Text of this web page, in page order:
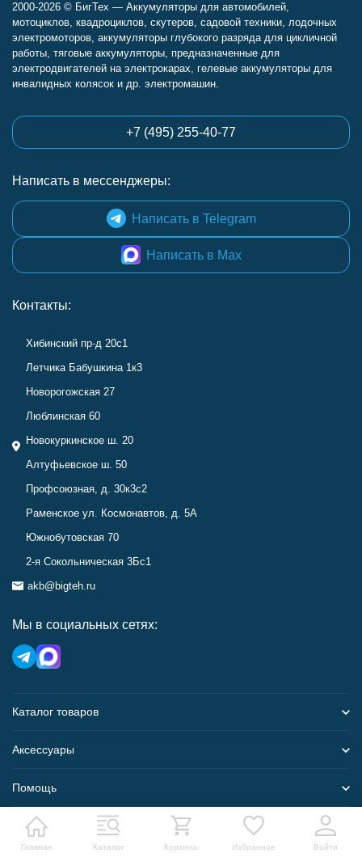
Главная Каталог Корзина Избранное Войти
2000-2026 © БигТех — Аккумуляторы для автомобилей,
мотоциклов, квадроциклов, скутеров, садовой техники, лодочных
электромоторов, аккумуляторы глубокого разряда для цикличной
работы, тяговые аккумуляторы, предназначенные для
электродвигателей на электрокарах, гелевые аккумуляторы для
инвалидных колясок и др. электромашин.
+7 (495) 255-40-77
Написать в мессенджеры:
Написать в Telegram
Написать в Max
Контакты:
Хибинский пр-д 20с1
Летчика Бабушкина 1к3
Новорогожская 27
Люблинская 60
Новокуркинское ш. 20
Алтуфьевское ш. 50
Профсоюзная, д. 30к3с2
Раменское ул. Космонавтов, д. 5А
Южнобутовская 70
2-я Сокольническая 3Бс1
akb@bigteh.ru
Мы в социальных сетях:
Каталог товаров
Аксессуары
Помощь
Карта сайта